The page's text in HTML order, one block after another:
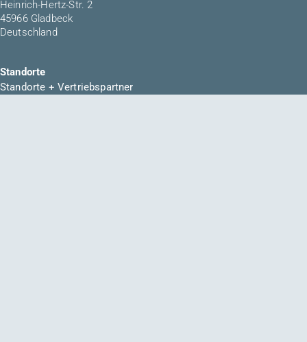
Heinrich-Hertz-Str. 2
45966 Gladbeck
Deutschland
Standorte
Standorte + Vertriebspartner